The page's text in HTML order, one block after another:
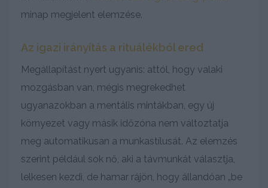
minap megjelent elemzése.
Az igazi irányítás a rituálékból ered
Megállapítást nyert ugyanis: attól, hogy valaki
mozgásban van, mégis megrekedhet
ugyanazokban a mentális mintákban, egy új
környezet vagy másik időzóna nem változtatja
meg automatikusan a munkastílusát. Az elemzés
szerint például sok nő, aki a távmunkát választja,
lelkesen kezdi, de hamar rájön, hogy állandóan „be